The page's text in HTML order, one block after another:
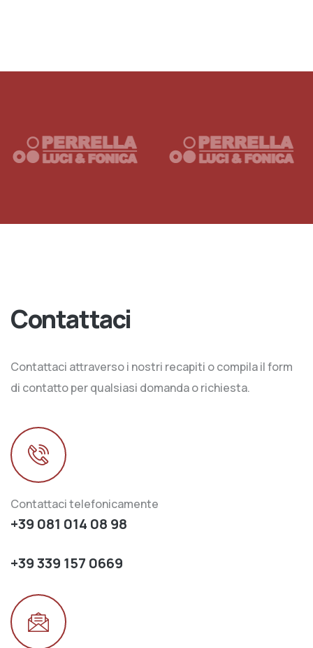
Contattaci
Contattaci attraverso i nostri recapiti o compila il form
di contatto per qualsiasi domanda o richiesta.
Contattaci telefonicamente
+39 081 014 08 98
+39 339 157 0669